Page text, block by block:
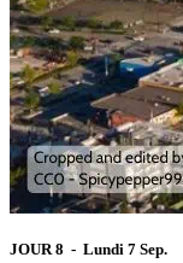
JOUR 8 - Lundi 7 Sep.